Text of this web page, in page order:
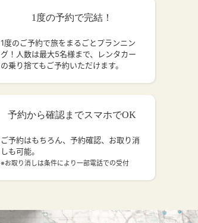
1度の予約で完結！
1度のご予約で旅をまるごとプランニン
グ！人数は最大5名様まで、レンタカー
の乗り捨てもご予約いただけます。
予約から確認までスマホでOK
ご予約はもちろん、予約確認、お取り消
しも可能。
※お取り消しは条件により一部電話での受付